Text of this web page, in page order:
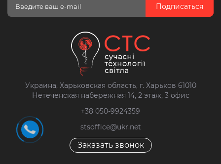
Подписаться
Украина, Харьковская область, г. Харьков 61010
Нетеченская набережная 14, 2 этаж, 3 офис
+38 050-9924359
stsoffice@ukr.net
Заказать звонок